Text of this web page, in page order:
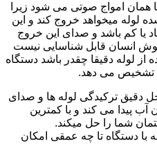
همان امواج صوتی می شود زیرا
لوله میخواهد خروج کند و این
کم باشد و صدای این خروج
گوش انسان قابل شناسایی نیست
لوله دقیقا چقدر باشد دستگاه
تشخیص می دهد.
دقیق ترکیدگی لوله ها و صدای
پیدا می کند و با کمترین
شما را حل میکند.
دستگاه تا چه عمقی امکان